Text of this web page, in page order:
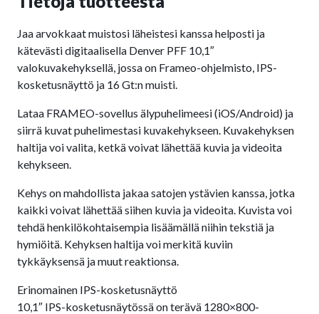
Jaa arvokkaat muistosi läheistesi kanssa helposti ja
kätevästi digitaalisella Denver PFF 10,1″
valokuvakehyksellä, jossa on Frameo-ohjelmisto, IPS-
kosketusnäyttö ja 16 Gt:n muisti.
Lataa FRAMEO-sovellus älypuhelimeesi (iOS/Android) ja
siirrä kuvat puhelimestasi kuvakehykseen. Kuvakehyksen
haltija voi valita, ketkä voivat lähettää kuvia ja videoita
kehykseen.
Kehys on mahdollista jakaa satojen ystävien kanssa, jotka
kaikki voivat lähettää siihen kuvia ja videoita. Kuvista voi
tehdä henkilökohtaisempia lisäämällä niihin tekstiä ja
hymiöitä. Kehyksen haltija voi merkitä kuviin
tykkäyksensä ja muut reaktionsa.
Erinomainen IPS-kosketusnäyttö
10,1″ IPS-kosketusnäytössä on terävä 1280×800-